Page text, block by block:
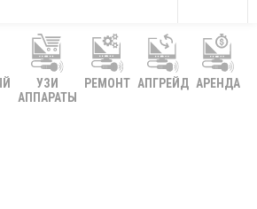
УЗИ
АППАРАТЫ
РЕМОНТ АПГРЕЙД АРЕНДА